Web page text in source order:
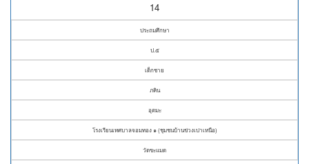
14
ประถมศึกษา
ป.๕
เด็กชาย
ภคิน
อุตมะ
โรงเรียนเทศบาลจอมทอง ๑ (ชุมชนบ้านข่วงเปาเหนือ)
วัดขะแมด